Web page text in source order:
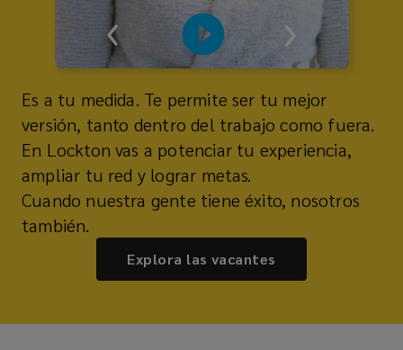
Es a tu medida. Te permite ser tu mejor
versión, tanto dentro del trabajo como fuera.
En Lockton vas a potenciar tu experiencia,
ampliar tu red y lograr metas.
Cuando nuestra gente tiene éxito, nosotros
también.
Explora las vacantes